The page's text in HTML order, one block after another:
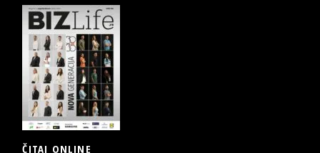
ČITAJ ONLINE